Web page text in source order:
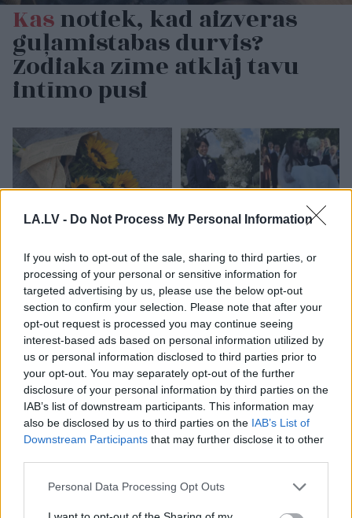
LA.LV - Do Not Process My Personal Information
If you wish to opt-out of the sale, sharing to third parties, or
processing of your personal or sensitive information for
targeted advertising by us, please use the below opt-out
section to confirm your selection. Please note that after your
opt-out request is processed you may continue seeing
interest-based ads based on personal information utilized by
us or personal information disclosed to third parties prior to
your opt-out. You may separately opt-out of the further
disclosure of your personal information by third parties on the
IAB’s list of downstream participants. This information may
also be disclosed by us to third parties on the IAB’s List of
Downstream Participants that may further disclose it to other
Please note that this website/app uses one or more Google
Personal Data Processing Opt Outs
Kasnotiek, kad aizveras
guļamistabas durvis?
Zodiaka zīme atklāj tavu
intīmo pusi
Mīļotajam
cilvēkam šo
labāk nedāvināt! Šīs
šķietami nevainīgās
dāvanas attiecībās var
ienest strīdus un
asaras
Rūgts! Latvijā
slavenākais japānis
Masaki mijis gredzenus
ar mīļoto – kāzās
izskanēja arī īpaši
skaista latviešu
dziesma